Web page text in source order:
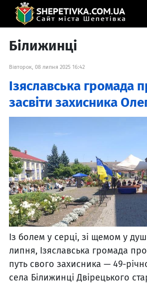
Білижинці
Вівторок, 08 липня 2025 16:42
Ізяславська громада
засвіти захисника
Із болем у серці, зі щемом у
липня, Ізяславська громада
путь свого захисника — 49-
села Білижинці Двірецького